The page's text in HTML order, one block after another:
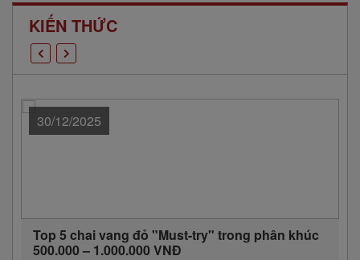
KIẾN THỨC
30/12/2025
Top 5 chai vang đỏ "Must-try" trong phân khúc
500.000 – 1.000.000 VNĐ